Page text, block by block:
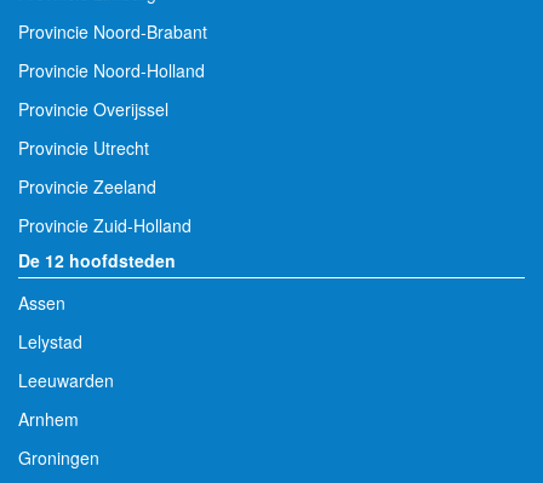
Provincie Noord-Brabant
Provincie Noord-Holland
Provincie Overijssel
Provincie Utrecht
Provincie Zeeland
Provincie Zuid-Holland
De 12 hoofdsteden
Assen
Lelystad
Leeuwarden
Arnhem
Groningen